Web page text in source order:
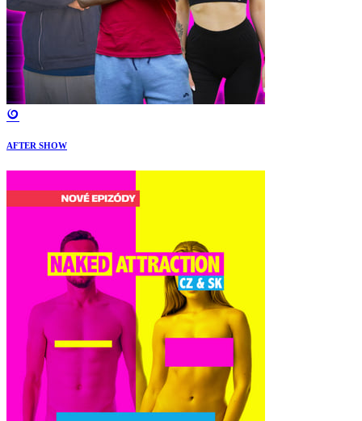
AFTER SHOW